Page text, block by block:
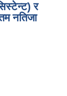
र
नतिजा